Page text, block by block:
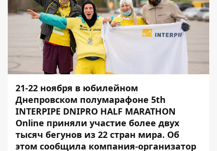
21-22 ноября в юбилейном
Днепровском полумарафоне 5th
INTERPIPE DNIPRO HALF MARATHON
Online приняли участие более двух
тысяч бегунов из 22 стран мира. Об
этом сообщила компания-организатор